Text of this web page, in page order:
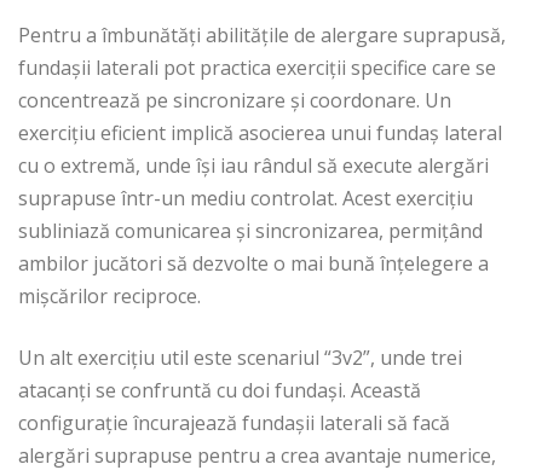
Pentru a îmbunătăți abilitățile de alergare suprapusă,
fundașii laterali pot practica exerciții specifice care se
concentrează pe sincronizare și coordonare. Un
exercițiu eficient implică asocierea unui fundaș lateral
cu o extremă, unde își iau rândul să execute alergări
suprapuse într-un mediu controlat. Acest exercițiu
subliniază comunicarea și sincronizarea, permițând
ambilor jucători să dezvolte o mai bună înțelegere a
mișcărilor reciproce.
Un alt exercițiu util este scenariul “3v2”, unde trei
atacanți se confruntă cu doi fundași. Această
configurație încurajează fundașii laterali să facă
alergări suprapuse pentru a crea avantaje numerice,